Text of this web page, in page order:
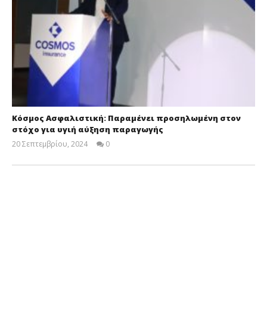
Κόσμος Ασφαλιστική: Παραμένει προσηλωμένη στον
στόχο για υγιή αύξηση παραγωγής
20 Σεπτεμβρίου, 2024
Insurance
0